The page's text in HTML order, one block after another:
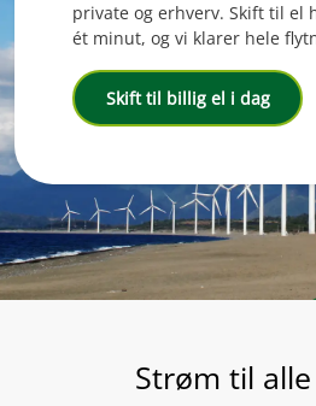
private og erhverv. Skift til el
ét minut, og vi klarer hele
Skift til billig el i dag
Strøm til